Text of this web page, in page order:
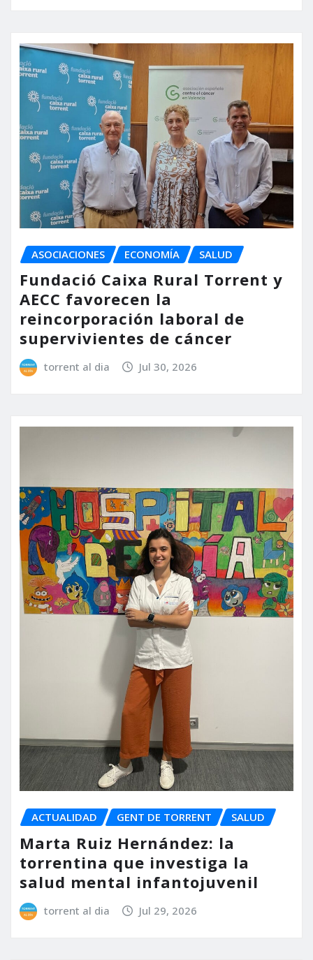
ASOCIACIONES ECONOMÍA SALUD
Fundació Caixa Rural Torrent y
AECC favorecen la
reincorporación laboral de
supervivientes de cáncer
torrent al dia Jul 30, 2026
ACTUALIDAD GENT DE TORRENT SALUD
Marta Ruiz Hernández: la
torrentina que investiga la
salud mental infantojuvenil
torrent al dia Jul 29, 2026